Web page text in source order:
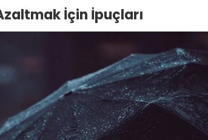
İçin İpuçları